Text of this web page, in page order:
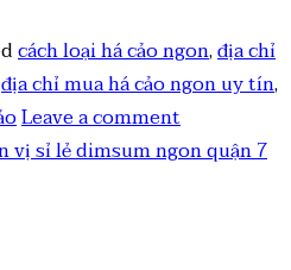
cách loại há cảo ngon,địa chỉ
địa chỉ mua há cảo ngon uy tín,
Leave a comment